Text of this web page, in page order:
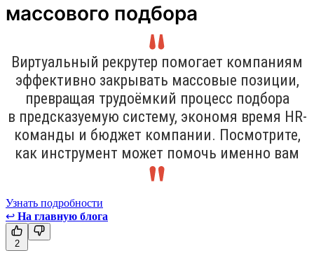
массового подбора
Виртуальный рекрутер помогает компаниям
эффективно закрывать массовые позиции,
превращая трудоёмкий процесс подбора
в предсказуемую систему, экономя время HR-
команды и бюджет компании. Посмотрите,
как инструмент может помочь именно вам
Узнать подробности
↩ На главную блога
2